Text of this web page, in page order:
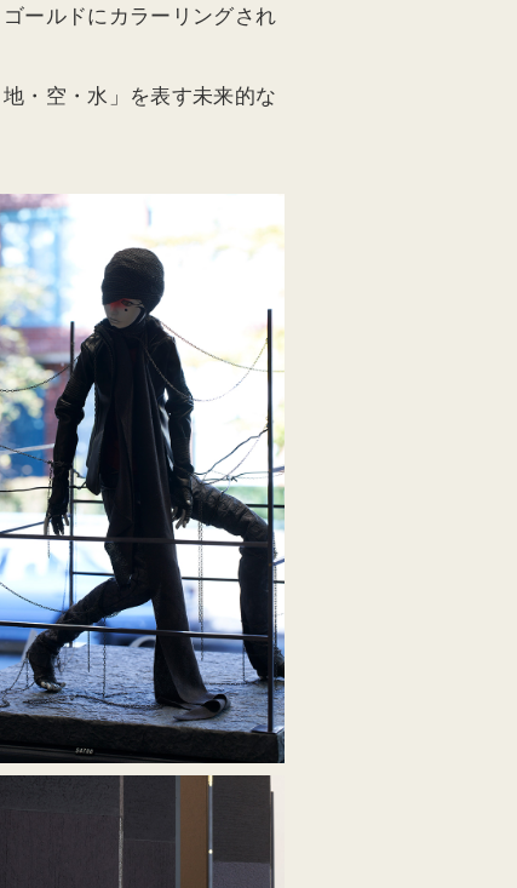
ールドにカラーリングされ
・空・水」を表す未来的な